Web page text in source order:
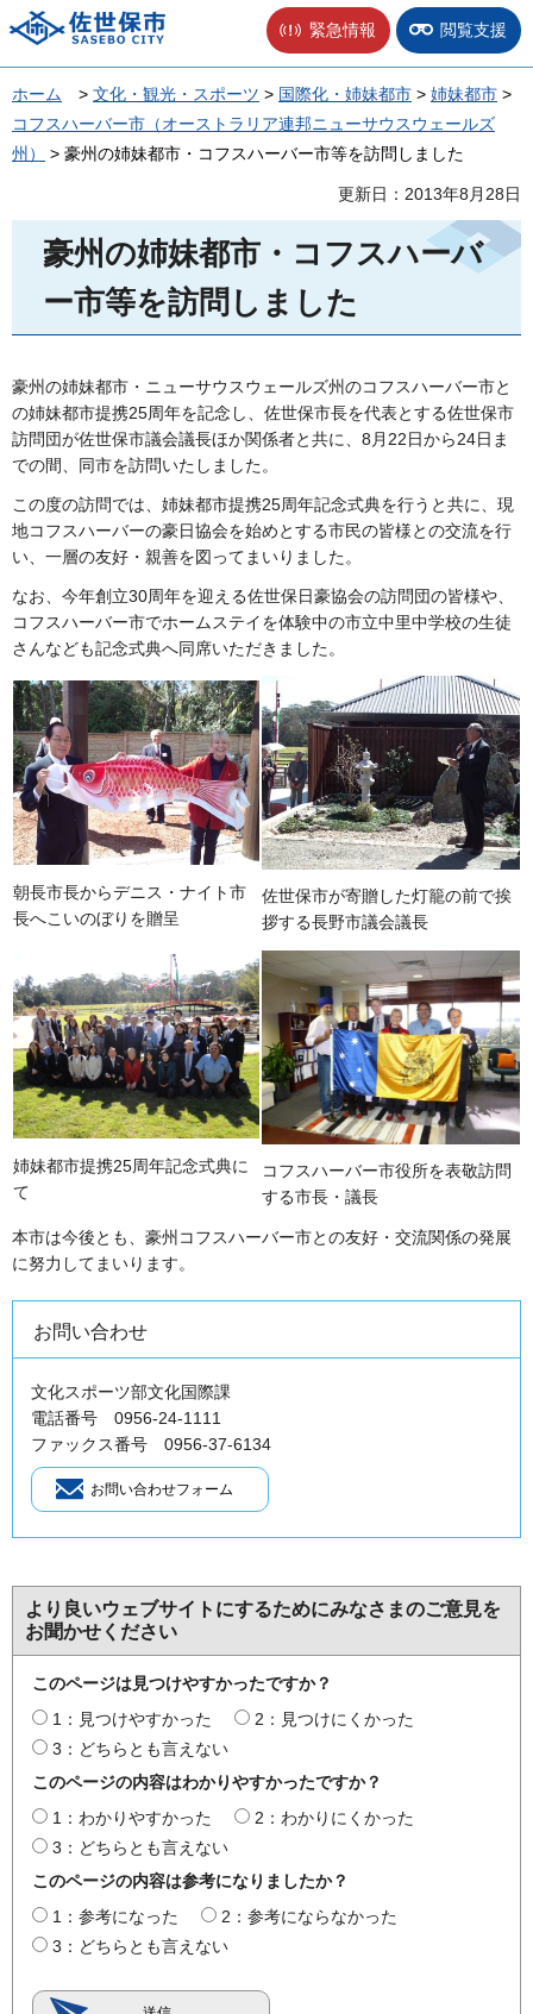
佐世保市 緊急情報 閲覧支援
ホーム > 文化・観光・スポーツ > 国際化・姉妹都市 > 姉妹都市 >
コフスハーバー市（オーストラリア連邦ニューサウスウェールズ
州）
> 豪州の姉妹都市・コフスハーバー市等を訪問しました
更新日：2013年8月28日
豪州の姉妹都市・コフスハーバ
ー市等を訪問しました
豪州の姉妹都市・ニューサウスウェールズ州のコフスハーバー市と
の姉妹都市提携25周年を記念し、佐世保市長を代表とする佐世保市
訪問団が佐世保市議会議長ほか関係者と共に、8月22日から24日ま
での間、同市を訪問いたしました。
この度の訪問では、姉妹都市提携25周年記念式典を行うと共に、現
地コフスハーバーの豪日協会を始めとする市民の皆様との交流を行
い、一層の友好・親善を図ってまいりました。
なお、今年創立30周年を迎える佐世保日豪協会の訪問団の皆様や、
コフスハーバー市でホームステイを体験中の市立中里中学校の生徒
さんなども記念式典へ同席いただきました。
朝長市長からデニス・ナイト市
長へこいのぼりを贈呈
佐世保市が寄贈した灯籠の前で挨
拶する長野市議会議長
姉妹都市提携25周年記念式典に
て
コフスハーバー市役所を表敬訪問
する市長・議長
本市は今後とも、豪州コフスハーバー市との友好・交流関係の発展
に努力してまいります。
お問い合わせ
文化スポーツ部文化国際課
電話番号 0956-24-1111
ファックス番号 0956-37-6134
より良いウェブサイトにするためにみなさまのご意見を
お聞かせください
このページは見つけやすかったですか？
1：見つけやすかった
2：見つけにくかった
3：どちらとも言えない
このページの内容はわかりやすかったですか？
1：わかりやすかった
2：わかりにくかった
3：どちらとも言えない
このページの内容は参考になりましたか？
1：参考になった
2：参考にならなかった
3：どちらとも言えない